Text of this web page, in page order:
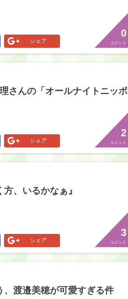
0
コメント
シェア
さんの「オールナイトニッポ
2
コメント
シェア
、いるかなぁ』
3
コメント
シェア
、渡邉美穂が可愛すぎる件